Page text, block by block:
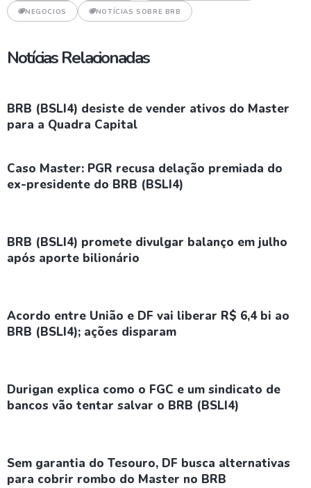
NEGOCIOS NOTÍCIAS SOBRE BRB
Notícias Relacionadas
BRB (BSLI4) desiste de vender ativos do Master
para a Quadra Capital
Caso Master: PGR recusa delação premiada do
ex-presidente do BRB (BSLI4)
BRB (BSLI4) promete divulgar balanço em julho
após aporte bilionário
Acordo entre União e DF vai liberar R$ 6,4 bi ao
BRB (BSLI4); ações disparam
Durigan explica como o FGC e um sindicato de
bancos vão tentar salvar o BRB (BSLI4)
Sem garantia do Tesouro, DF busca alternativas
para cobrir rombo do Master no BRB